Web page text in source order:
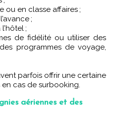
ou en classe affaires ;
;
;
de fidélité ou utiliser des
programmes de voyage,
parfois offrir une certaine
cas de surbooking.
aériennes et des